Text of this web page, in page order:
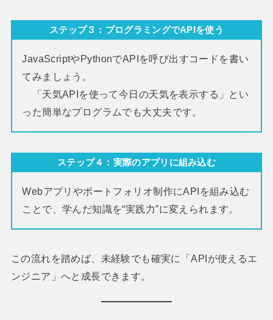
ステップ３： プログラミングでAPIを使う
JavaScriptやPythonでAPIを呼び出すコードを書い
てみましょう。
「天気APIを使って今日の天気を表示する」とい
った簡単なプログラムでも大丈夫です。
ステップ４： 実際のアプリに組み込む
Webアプリやポートフォリオ制作にAPIを組み込む
ことで、学んだ知識を“実践力”に変えられます。
この流れを踏めば、未経験でも確実に「APIが使えるエ
ンジニア」へと成長できます。